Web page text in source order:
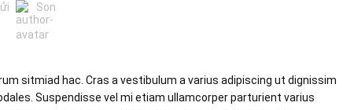
Son
sitmiad hac. Cras a vestibulum a varius adipiscing ut dignissim
Suspendisse vel mi etiam ullamcorper parturient varius